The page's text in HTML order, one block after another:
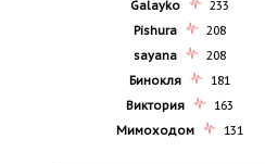
Galayko
233
Pishura
208
sayana
208
Бинокля
181
Виктория
163
Мимоходом
131